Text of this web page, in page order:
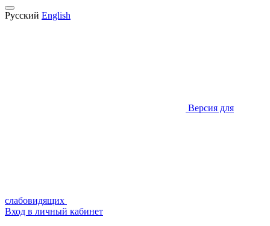
Русский English
Версия для
слабовидящих
Вход в личный кабинет